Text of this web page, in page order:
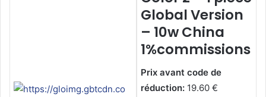
Global Version
– 10w China
1%commissions
Prix avant code de
réduction: 19.60 €